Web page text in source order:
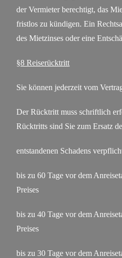
der Vermieter berechtigt, das
fristlos zu kündigen. Ein
des Mietzinses oder eine
§8 Reiserücktritt
Sie können jederzeit vom
Der Rücktritt muss schriftlich
Rücktritts sind Sie zum Ersatz
entstandenen Schadens
bis zu 60 Tage vor dem
Preises
bis zu 40 Tage vor dem
Preises
bis zu 30 Tage vor dem